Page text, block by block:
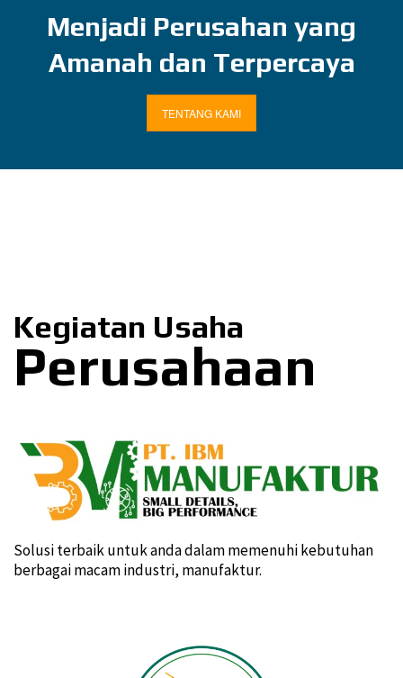
Menjadi Perusahan yang
Amanah dan Terpercaya
TENTANG KAMI
Kegiatan Usaha
Perusahaan
Solusi terbaik untuk anda dalam memenuhi kebutuhan
berbagai macam industri, manufaktur.